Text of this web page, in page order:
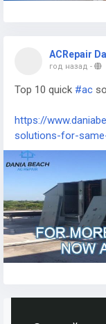
ACRepair
год назад -
Top 10 quick #ac
https://
solutions-for-